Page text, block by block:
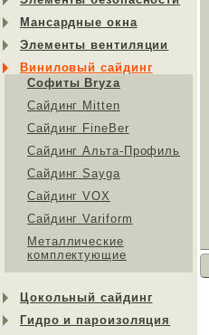
Мансардные окна
Элементы вентиляции
Виниловый сайдинг
Софиты Bryza
Сайдинг Mitten
Сайдинг FineBer
Сайдинг Альта-Профиль
Сайдинг Sayga
Cайдинг VOX
Сайдинг Variform
Металлические
комплектующие
Цокольный сайдинг
Гидро и пароизоляция